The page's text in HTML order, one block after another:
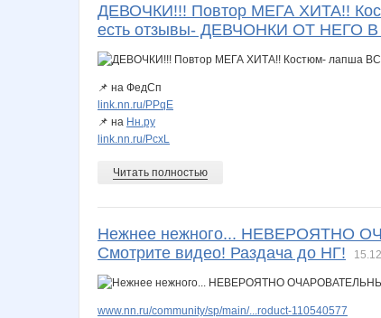
ДЕВОЧКИ!!! Повтор МЕГА ХИТА!!
есть отзывы- ДЕВЧОНКИ ОТ НЕГО
📌 на ФедСп
link.nn.ru/PPqE
📌 на Нн.ру
link.nn.ru/PcxL
Читать полностью
Нежнее нежного... НЕВЕРОЯТНО
Смотрите видео! Раздача до НГ!
www.nn.ru/community/sp/main/...roduct-110540577